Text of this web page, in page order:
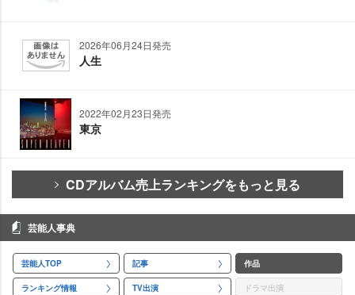
2026年06月24日発売
人生
2022年02月23日発売
東京
CDアルバム売上ランキングをもっと見る
芸能人事典
芸能人TOP 記事 作品
ランキング情報 TV出演 ドラマ出演